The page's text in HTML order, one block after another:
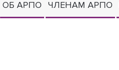
ОБ АРПО ЧЛЕНАМ АРПО